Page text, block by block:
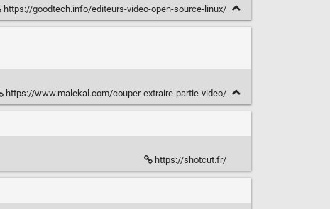
https://goodtech.info/editeurs-video-open-source-linux/
https://www.malekal.com/couper-extraire-partie-video/
https://shotcut.fr/